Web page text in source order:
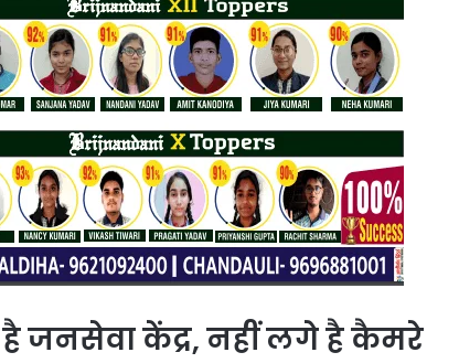
है जनसेवा केंद्र, नहीं लगे है कैमरे